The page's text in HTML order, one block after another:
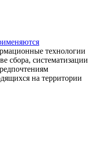
технологии
сбора, систематизации
на территории